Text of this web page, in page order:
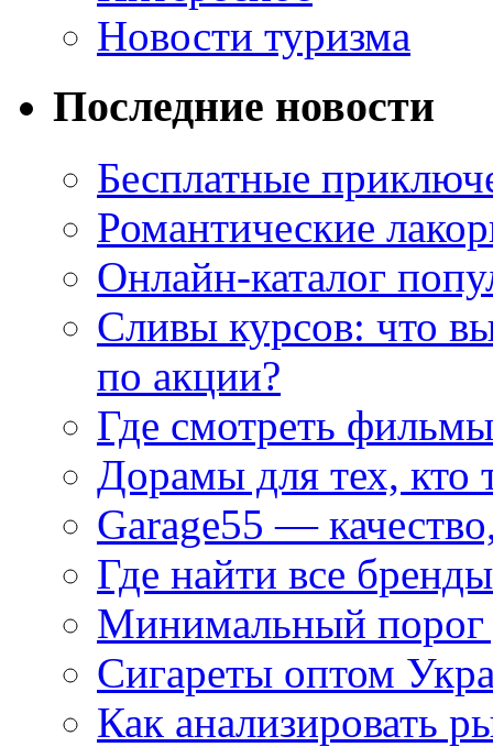
Новости туризма
Последние новости
Бесплатные
Романтические
Онлайн-каталог
Сливы курсов: что
по акции?
Где смотреть
Дорамы для тех, кто
Garage55 —
Где найти все
Минимальный порог
Сигареты оптом
Как анализировать